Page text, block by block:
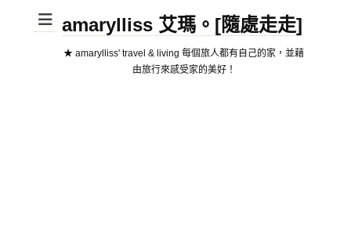
amarylliss 艾瑪。[隨處走走]
★ amarylliss' travel & living 每個旅人都有自己的家，並藉
由旅行來感受家的美好！